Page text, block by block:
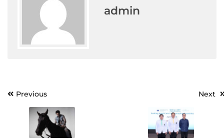
admin
PostPrevious Next